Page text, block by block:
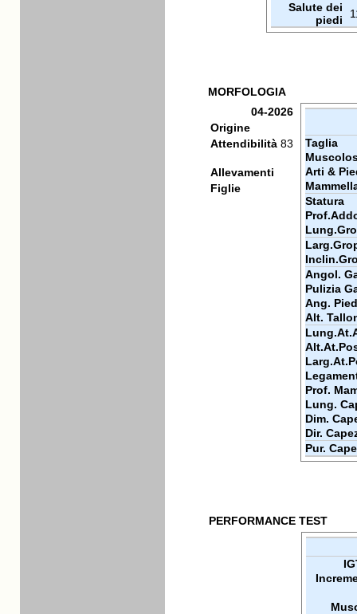
Salute dei
piedi
MORFOLOGIA
04-2026
Origine
Attendibilità 83
Allevamenti
Figlie
Taglia
Arti &
Statura
Angol.
Pulizia
Ang.
Alt.
Prof.
Lung.
Dim.
Dir.
Pur.
PERFORMANCE TEST